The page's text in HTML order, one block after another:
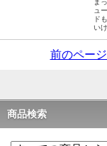
ま
ュ
ド
い
前のペー
商品検索